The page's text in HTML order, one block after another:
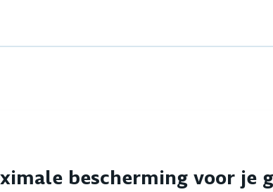
bescherming voor je